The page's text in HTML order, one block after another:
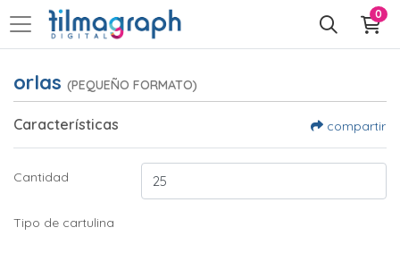
0
orlas (PEQUEÑO FORMATO)
Características compartir
Cantidad
Tipo de cartulina